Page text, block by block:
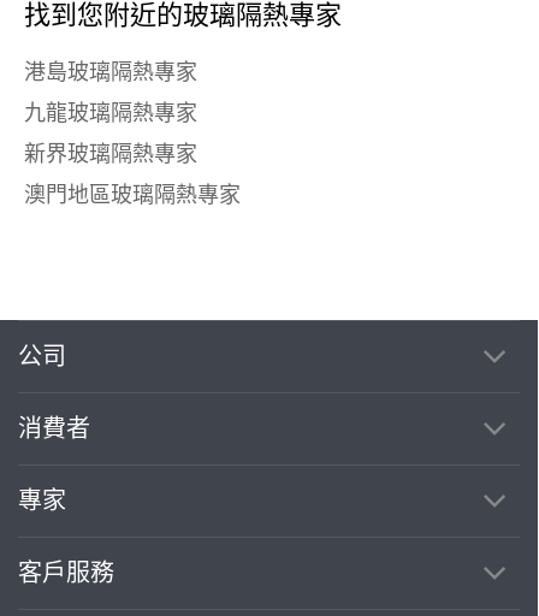
找到您附近的玻璃隔熱專家
港島玻璃隔熱專家
九龍玻璃隔熱專家
新界玻璃隔熱專家
澳門地區玻璃隔熱專家
公司
消費者
專家
客戶服務